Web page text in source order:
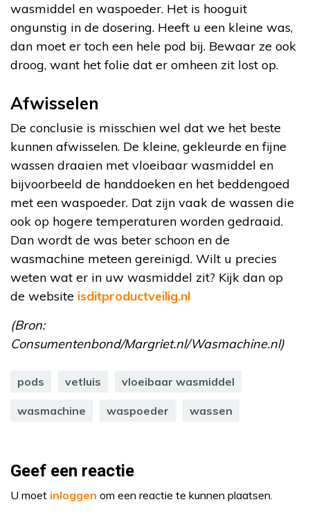
wasmiddel en waspoeder. Het is hooguit
ongunstig in de dosering. Heeft u een kleine was,
dan moet er toch een hele pod bij. Bewaar ze ook
droog, want het folie dat er omheen zit lost op.
Afwisselen
De conclusie is misschien wel dat we het beste
kunnen afwisselen. De kleine, gekleurde en fijne
wassen draaien met vloeibaar wasmiddel en
bijvoorbeeld de handdoeken en het beddengoed
met een waspoeder. Dat zijn vaak de wassen die
ook op hogere temperaturen worden gedraaid.
Dan wordt de was beter schoon en de
wasmachine meteen gereinigd. Wilt u precies
weten wat er in uw wasmiddel zit? Kijk dan op
de website isditproductveilig.nl
(Bron:
Consumentenbond/Margriet.nl/Wasmachine.nl)
pods vetluis vloeibaar wasmiddel
wasmachine waspoeder wassen
Geef een reactie
U moet inloggen om een reactie te kunnen plaatsen.